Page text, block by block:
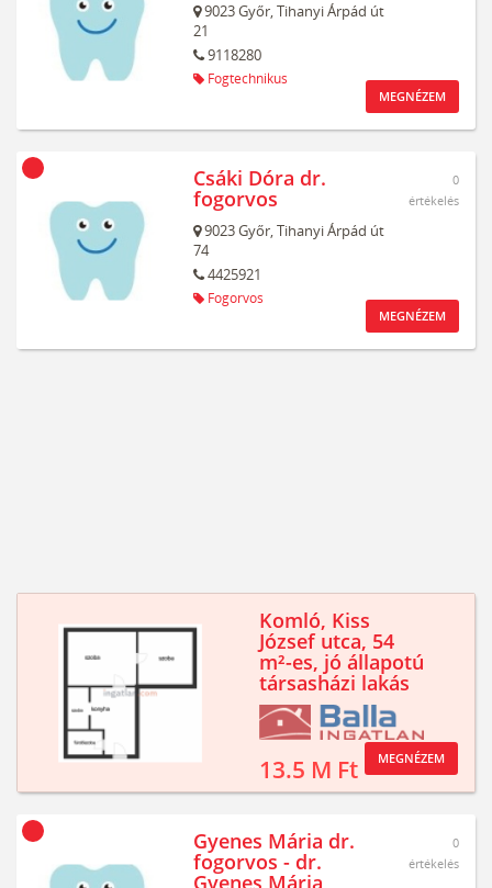
9023Győr,Tihanyi Árpád út
21
9118280
Fogtechnikus
MEGNÉZEM
Csáki Dóra dr.
fogorvos
9023Győr,Tihanyi Árpád út
74
4425921
Fogorvos
0
értékelés
MEGNÉZEM
Komló, Kiss
József utca, 54
m²-es, jó állapotú
társasházi lakás
13.5 M Ft MEGNÉZEM
Gyenes Mária dr.
fogorvos - dr.
Gyenes Mária
0
értékelés